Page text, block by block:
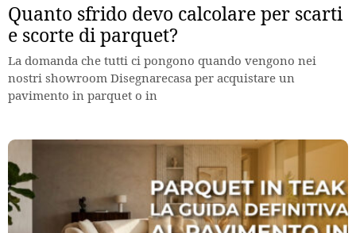
Quanto sfrido devo calcolare per scarti
e scorte di parquet?
La domanda che tutti ci pongono quando vengono nei
nostri showroom Disegnarecasa per acquistare un
pavimento in parquet o in